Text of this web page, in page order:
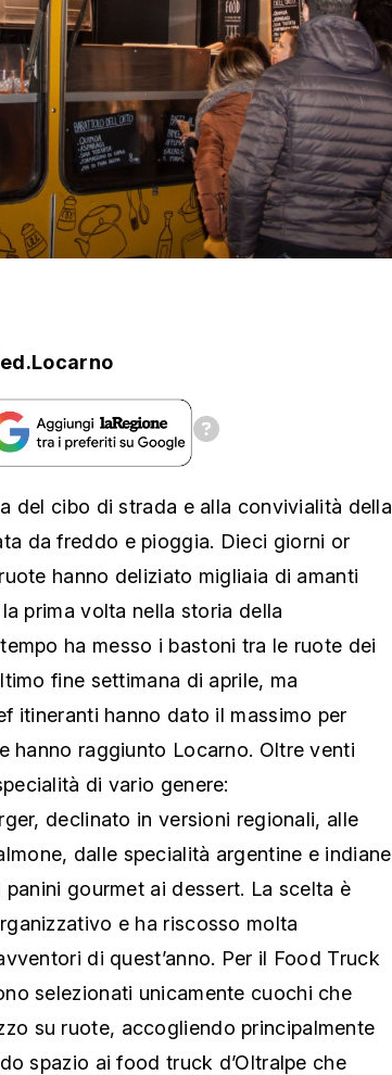
del cibo di strada e alla convivialità della
da freddo e pioggia. Dieci giorni or
hanno deliziato migliaia di amanti
prima volta nella storia della
ha messo i bastoni tra le ruote dei
fine settimana di aprile, ma
itineranti hanno dato il massimo per
hanno raggiunto Locarno. Oltre venti
di vario genere:
declinato in versioni regionali, alle
dalle specialità argentine e indiane
gourmet ai dessert. La scelta è
e ha riscosso molta
di quest’anno. Per il Food Truck
selezionati unicamente cuochi che
su ruote, accogliendo principalmente
spazio ai food truck d’Oltralpe che